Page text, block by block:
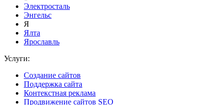
Электросталь
Энгельс
Я
Ялта
Ярославль
Услуги:
Создание сайтов
Поддержка сайта
Контекстная реклама
Продвижение сайтов SEO